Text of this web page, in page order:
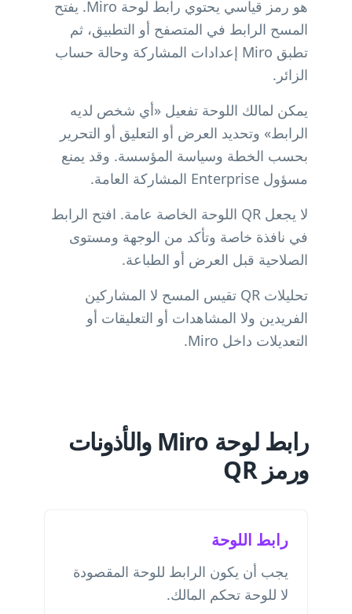
هو رمز قياسي يحتوي رابط لوحة Miro. يفتح
المسح الرابط في المتصفح أو التطبيق، ثم
تطبق Miro إعدادات المشاركة وحالة حساب
الزائر.
يمكن لمالك اللوحة تفعيل «أي شخص لديه
الرابط» وتحديد العرض أو التعليق أو التحرير
بحسب الخطة وسياسة المؤسسة. وقد يمنع
مسؤول Enterprise المشاركة العامة.
لا يجعل QR اللوحة الخاصة عامة. افتح الرابط
في نافذة خاصة وتأكد من الوجهة ومستوى
الصلاحية قبل العرض أو الطباعة.
تحليلات QR تقيس المسح لا المشاركين
الفريدين ولا المشاهدات أو التعليقات أو
التعديلات داخل Miro.
رابط لوحة Miro والأذونات
ورمز QR
رابط اللوحة
يجب أن يكون الرابط للوحة المقصودة
لا للوحة تحكم المالك.